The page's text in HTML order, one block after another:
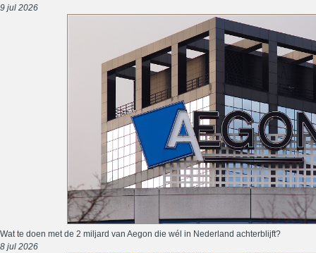
9 jul 2026
Wat te doen met de 2 miljard van Aegon die wél in Nederland achterblijft?
8 jul 2026